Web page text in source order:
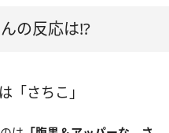
の反応は!?
「さちこ」